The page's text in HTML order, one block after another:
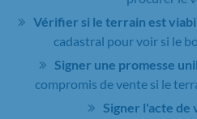
Vérifier si le terrain est
cadastral pour voir si le
Signer une promesse
compromis de vente si le
Signer l'acte